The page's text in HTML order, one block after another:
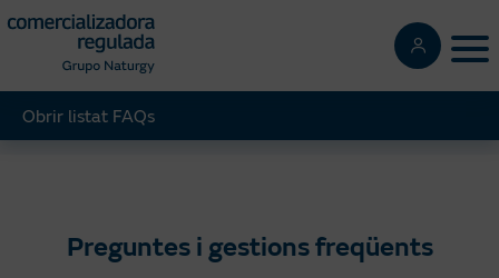
Pasar
contenido
principal
Regulada Ajuda
Preguntes i gestions freqüents
Obrir listat FAQs